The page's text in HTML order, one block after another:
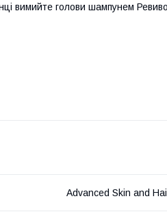
вимийте голови шампунем
Advanced Skin and